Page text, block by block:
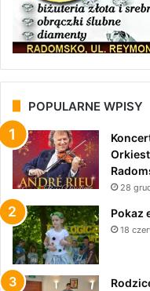
POPULARNE WPISY
28
Pokaz
18